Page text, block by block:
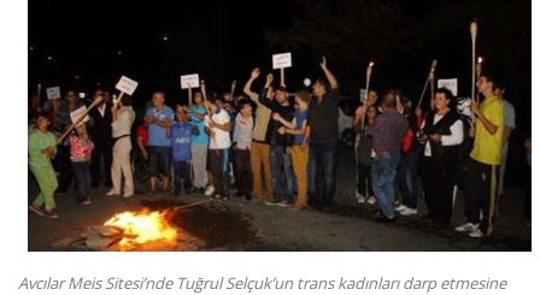
Avcılar Meis Sitesi’nde Tuğrul Selçuk’un trans kadınları darp etmesine